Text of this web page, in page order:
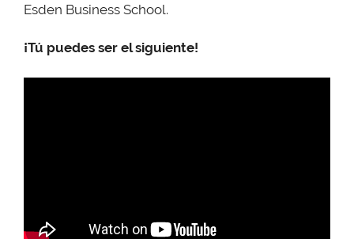
Esden Business School.
¡Tú puedes ser el siguiente!